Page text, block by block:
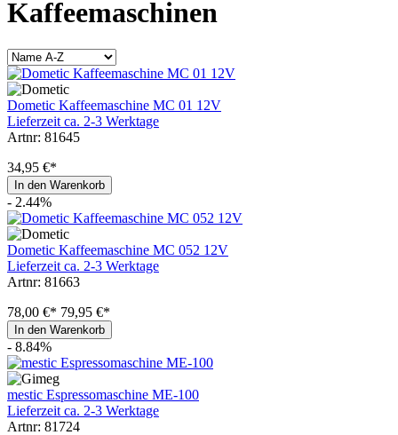
Kaffeemaschinen
Dometic Kaffeemaschine MC 01 12V
Lieferzeit ca. 2-3 Werktage
Artnr: 81645
34,95 €*
In den Warenkorb
- 2.44%
Dometic Kaffeemaschine MC 052 12V
Lieferzeit ca. 2-3 Werktage
Artnr: 81663
78,00 €* 79,95 €*
In den Warenkorb
- 8.84%
mestic Espressomaschine ME-100
Lieferzeit ca. 2-3 Werktage
Artnr: 81724